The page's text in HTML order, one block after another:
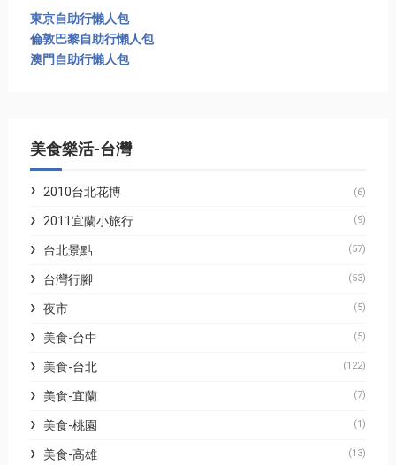
東京自助行懶人包
倫敦巴黎自助行懶人包
澳門自助行懶人包
美食樂活-台灣
2010台北花博 (6)
2011宜蘭小旅行 (9)
台北景點 (57)
台灣行腳 (53)
夜市 (5)
美食-台中 (5)
美食-台北 (122)
美食-宜蘭 (7)
美食-桃園 (1)
美食-高雄 (13)